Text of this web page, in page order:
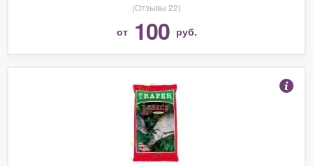
(Отзывы 22)
от 100 руб.